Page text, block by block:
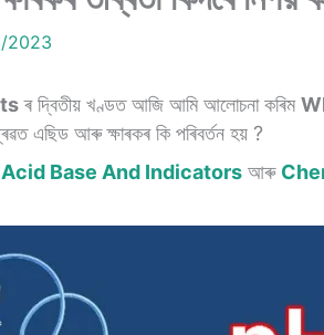
2023
ৰ দ্বিতীয় খণ্ডত আজি আমি আলোচনা কৰিম
এছিড আৰু ক্ষাৰকৰ কি পৰিবৰ্তন হয় ?
Base And Indicators আৰু